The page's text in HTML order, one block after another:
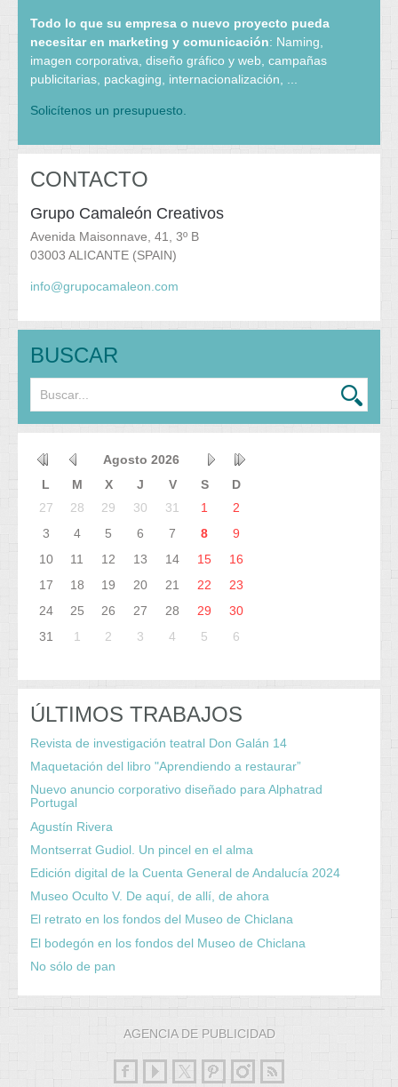
Todo lo que su empresa o nuevo proyecto pueda
necesitar en marketing y comunicación: Naming,
imagen corporativa, diseño gráfico y web, campañas
publicitarias, packaging, internacionalización, ...
Solicítenos un presupuesto.
CONTACTO
Grupo Camaleón Creativos
Avenida Maisonnave, 41, 3º B
03003 ALICANTE (SPAIN)
info@grupocamaleon.com
BUSCAR
Agosto 2026
L
M X J V S
D
27
28 29 30 31 1
2
3
4 5 6 7 8
9
10
11 12 13 14 15
16
17
18 19 20 21 22
23
24
25 26 27 28 29
30
31
1 2 3 4 5 6
ÚLTIMOS TRABAJOS
Revista de investigación teatral Don Galán 14
Maquetación del libro "Aprendiendo a restaurar”
Nuevo anuncio corporativo diseñado para Alphatrad
Portugal
Agustín Rivera
Montserrat Gudiol. Un pincel en el alma
Edición digital de la Cuenta General de Andalucía 2024
Museo Oculto V. De aquí, de allí, de ahora
El retrato en los fondos del Museo de Chiclana
El bodegón en los fondos del Museo de Chiclana
No sólo de pan
AGENCIA DE PUBLICIDAD